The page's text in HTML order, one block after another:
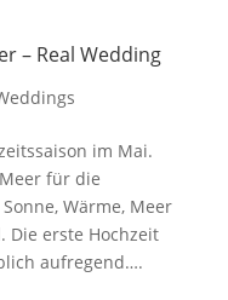
– Real Wedding
im Mai.
für die
Wärme, Meer
Die erste Hochzeit
aufregend….